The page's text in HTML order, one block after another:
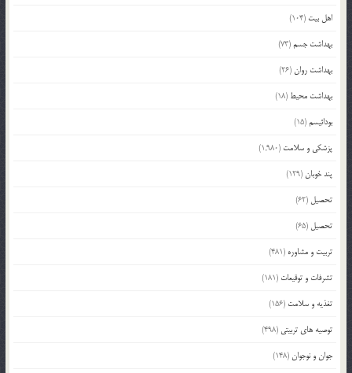
اهل بیت (104)
بهداشت جسم(73)
بهداشت روان(26)
بهداشت محیط (18)
بودائیسم(15)
پزشکی و سلامت (1,980)
پند خوبان(129)
تحصیل (62)
تحصیل (65)
تربیت و مشاوره (481)
تشرفات و توقیعات (181)
تغذیه و سلامت (156)
توصیه های تربیتی (498)
جوان و نوجوان(148)